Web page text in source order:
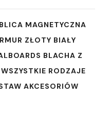
MAGNETYCZNA
ZŁOTY BIAŁY
BLACHA Z
RODZAJE
AKCESORIÓW